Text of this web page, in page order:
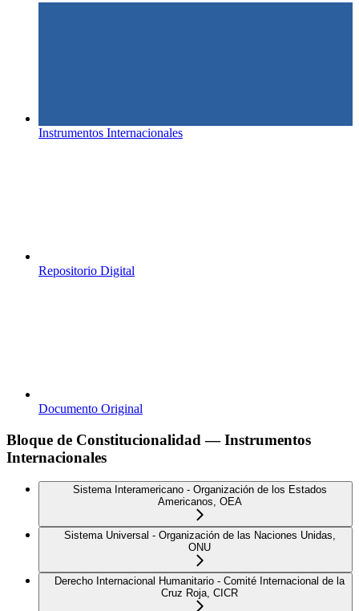
Instrumentos Internacionales
Repositorio Digital
Documento Original
Bloque de Constitucionalidad — Instrumentos
Internacionales
Sistema Interamericano - Organización de los Estados
Americanos, OEA
Sistema Universal - Organización de las Naciones Unidas,
ONU
Derecho Internacional Humanitario - Comité Internacional de la
Cruz Roja, CICR